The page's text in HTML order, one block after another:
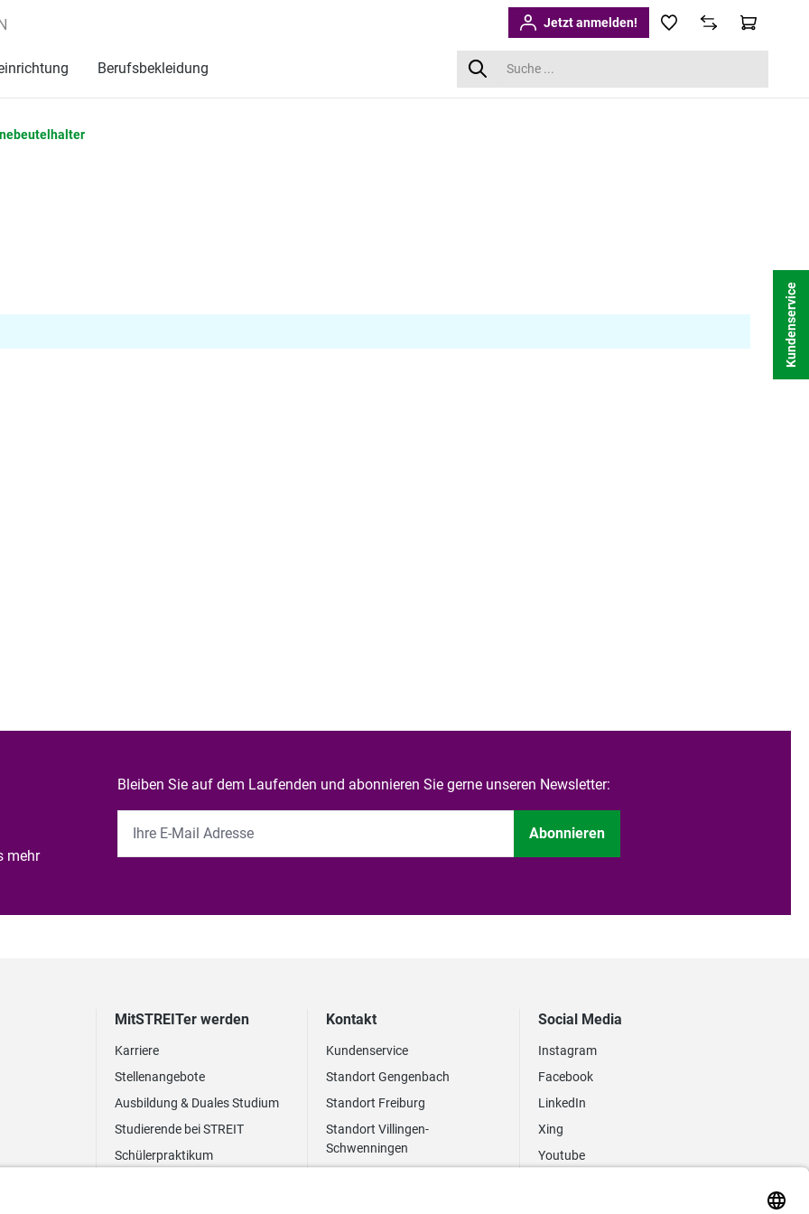
Jetzt anmelden!
Berufsbekleidung
mehr
Bleiben Sie auf dem Laufenden und abonnieren Sie gerne unseren Newsletter:
Abonnieren
MitSTREITer werden
Karriere
Stellenangebote
Ausbildung & Duales Studium
Studierende bei STREIT
Schülerpraktikum
Kontakt
Kundenservice
Standort Gengenbach
Standort Freiburg
Standort Villingen-
Schwenningen
Social Media
Instagram
Facebook
LinkedIn
Xing
Youtube
Kundenservice